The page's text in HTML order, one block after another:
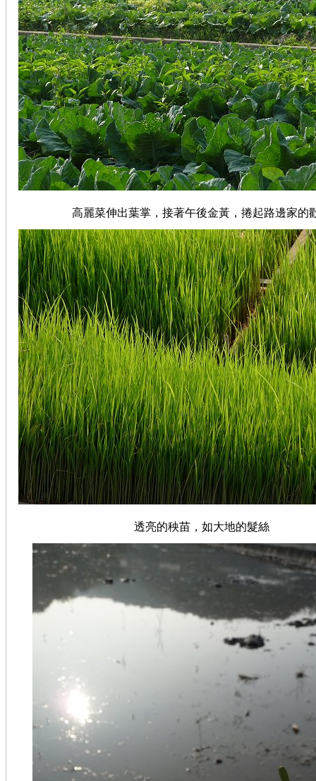
高麗菜伸出葉掌，接著午後金黃，捲起路邊家的
透亮的秧苗，如大地的髮絲